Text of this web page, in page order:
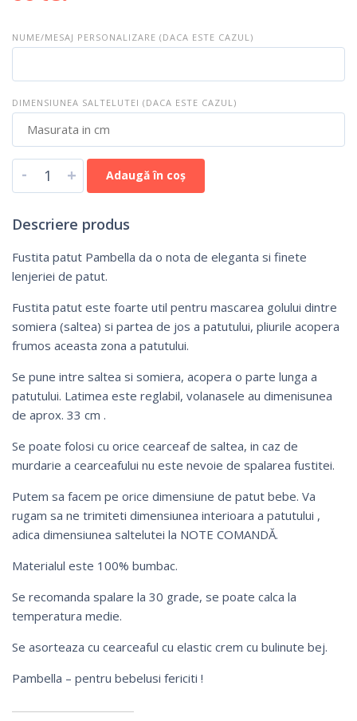
NUME/MESAJ PERSONALIZARE (DACA ESTE CAZUL)
DIMENSIUNEA SALTELUTEI (DACA ESTE CAZUL)
- + Adaugă în coș
Descriere produs
Fustita patut Pambella da o nota de eleganta si finete
lenjeriei de patut.
Fustita patut este foarte util pentru mascarea golului dintre
somiera (saltea) si partea de jos a patutului, pliurile acopera
frumos aceasta zona a patutului.
Se pune intre saltea si somiera, acopera o parte lunga a
patutului. Latimea este reglabil, volanasele au dimenisunea
de aprox. 33 cm .
Se poate folosi cu orice cearceaf de saltea, in caz de
murdarie a cearceafului nu este nevoie de spalarea fustitei.
Putem sa facem pe orice dimensiune de patut bebe. Va
rugam sa ne trimiteti dimensiunea interioara a patutului ,
adica dimensiunea saltelutei la NOTE COMANDĂ.
Materialul este 100% bumbac.
Se recomanda spalare la 30 grade, se poate calca la
temperatura medie.
Se asorteaza cu cearceaful cu elastic crem cu bulinute bej.
Pambella – pentru bebelusi fericiti !